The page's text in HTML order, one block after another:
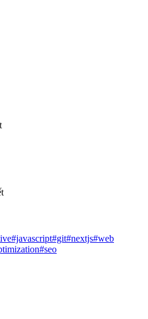
#javascript#git#nextjs#web
#seo